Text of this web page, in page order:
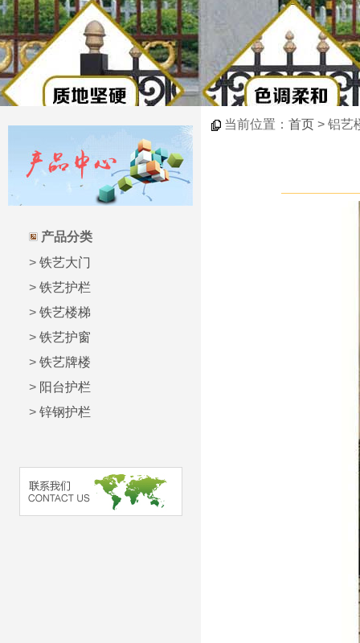
产品分类
> 铁艺大门
> 铁艺护栏
> 铁艺楼梯
> 铁艺护窗
> 铁艺牌楼
> 阳台护栏
> 锌钢护栏
当前位置： 首页 > 铝艺